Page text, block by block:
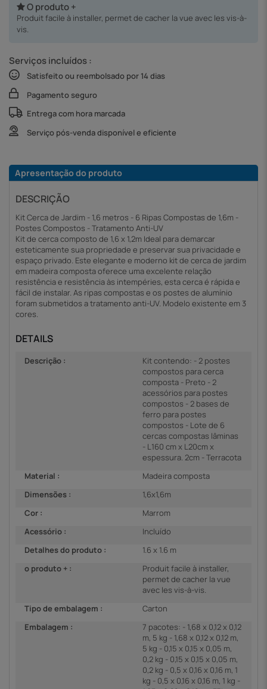
O produto +
Produit facile à installer, permet de cacher la vue avec les vis-à-
vis.
Serviços incluídos :
Satisfeito ou reembolsado por 14 dias
Pagamento seguro
Entrega com hora marcada
Serviço pós-venda disponível e eficiente
Apresentação do produto
DESCRIÇÃO
Kit Cerca de Jardim - 1,6 metros - 6 Ripas Compostas de 1,6m -
Postes Compostos - Tratamento Anti-UV
Kit de cerca composto de 1,6 x 1,2m Ideal para demarcar
esteticamente sua propriedade e preservar sua privacidade e
espaço privado. Este elegante e moderno kit de cerca de jardim
em madeira composta oferece uma excelente relação
resistência e resistência às intempéries, esta cerca é rápida e
fácil de instalar. As ripas compostas e os postes de alumínio
foram submetidos a tratamento anti-UV. Modelo existente em 3
cores.
DETAILS
Descrição :
Kit contendo: - 2 postes
compostos para cerca
composta - Preto - 2
acessórios para postes
compostos - 2 bases de
ferro para postes
compostos - Lote de 6
cercas compostas lâminas
- L160 cm x L20cm x
espessura. 2cm - Terracota
Material :
Madeira composta
Dimensões :
1,6x1,6m
Cor :
Marrom
Acessório :
Incluído
Detalhes do produto :
1.6 x 1.6 m
o produto + :
Produit facile à installer,
permet de cacher la vue
avec les vis-à-vis.
Tipo de embalagem :
Carton
Embalagem :
7 pacotes: - 1,68 x 0,12 x 0,12
m, 5 kg - 1,68 x 0,12 x 0,12 m,
5 kg - 0,15 x 0,15 x 0,05 m,
0,2 kg - 0,15 x 0,15 x 0,05 m,
0,2 kg - 0,5 x 0,16 x 0,16 m, 1
kg - 0,5 x 0,16 x 0,16 m, 1 kg -